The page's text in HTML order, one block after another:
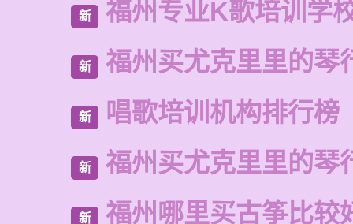
新 福州专业K歌培训学
新 福州买尤克里里的琴
新 唱歌培训机构排行榜
新 福州买尤克里里的琴
新 福州哪里买古筝比较